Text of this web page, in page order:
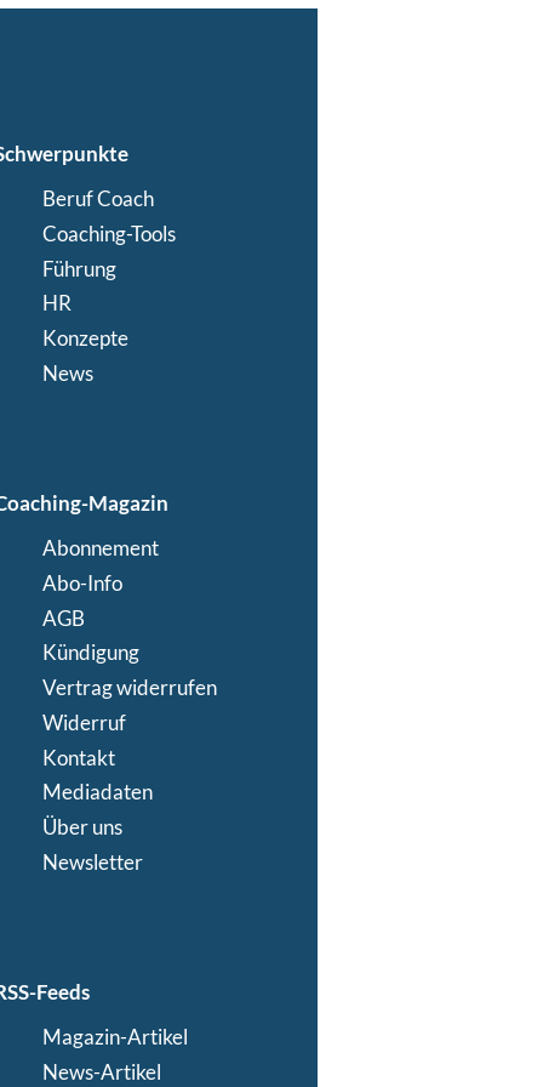
Beruf Coach
Coaching-Tools
Führung
HR
Konzepte
News
Magazin
Abonnement
Abo-Info
AGB
Kündigung
Vertrag widerrufen
Widerruf
Kontakt
Mediadaten
Über uns
Newsletter
Feeds
Magazin-Artikel
News-Artikel